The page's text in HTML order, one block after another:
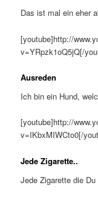
Das ist mal ein eher
[youtube]http://
v=YRpzk1oQ5jQ[/
Ausreden
Ich bin ein Hund,
[youtube]http://
v=IKbxMIWCto0[/
Jede Zigarette..
Jede Zigarette die